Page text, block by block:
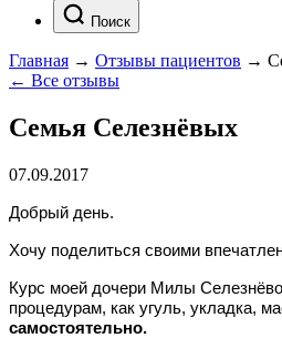
Поиск
Главная → Отзывы пациентов →
← Все отзывы
Семья Селезнёвых
07.09.2017
Добрый день.
Хочу поделиться своими
Курс моей дочери Милы
процедурам, как угуль, укладка,
самостоятельно.